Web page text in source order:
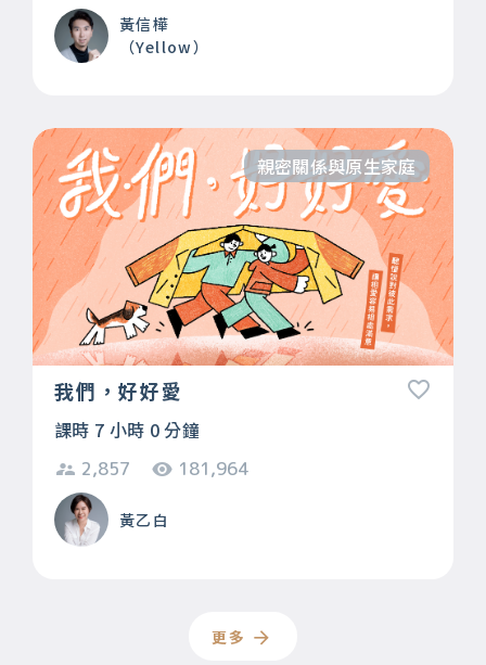
黃信樺
（Yellow）
親密關係與原生家庭
我們，好好愛
課時 7 小時 0 分鐘
2,857 181,964
黃乙白
更多